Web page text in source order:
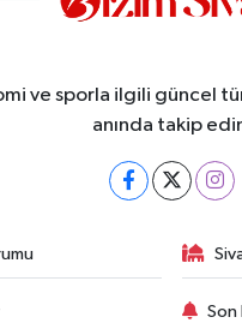
ve sporla ilgili güncel
anında takip
Son